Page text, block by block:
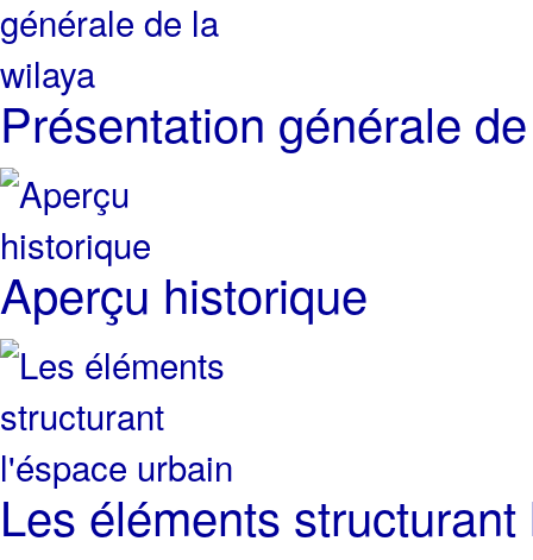
Présentation générale
Aperçu historique
Les éléments